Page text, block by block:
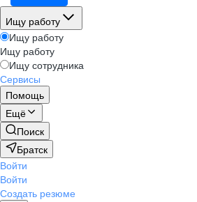
Ищу работу
Ищу работу
Ищу работу
Ищу сотрудника
Сервисы
Помощь
Ещё
Поиск
Братск
Войти
Войти
Создать резюме